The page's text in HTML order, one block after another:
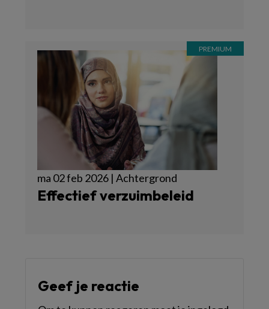
ma 02 feb 2026 | Achtergrond
Effectief verzuimbeleid
Geef je reactie